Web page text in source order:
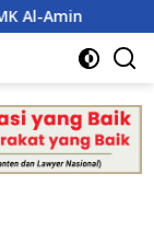
Kasus